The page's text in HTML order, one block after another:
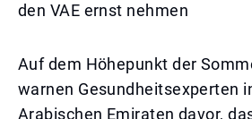
den VAE ernst nehmen
Auf dem Höhepunkt der
warnen Gesundheitsexperten
Arabischen Emiraten davor,